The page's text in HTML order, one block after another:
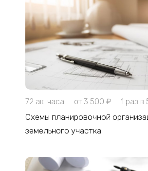
72 ак. часа от 3 500 ₽ 1 раз в
Схемы планировочной
земельного участка